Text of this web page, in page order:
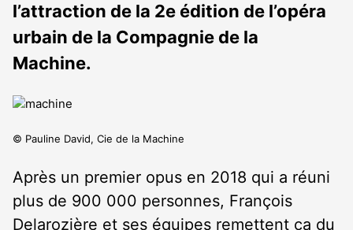
l’attraction de la 2e édition de l’opéra
urbain de la Compagnie de la
Machine.
© Pauline David, Cie de la Machine
Après un premier opus en 2018 qui a réuni
plus de 900 000 personnes, François
Delarozière et ses équipes remettent ça du